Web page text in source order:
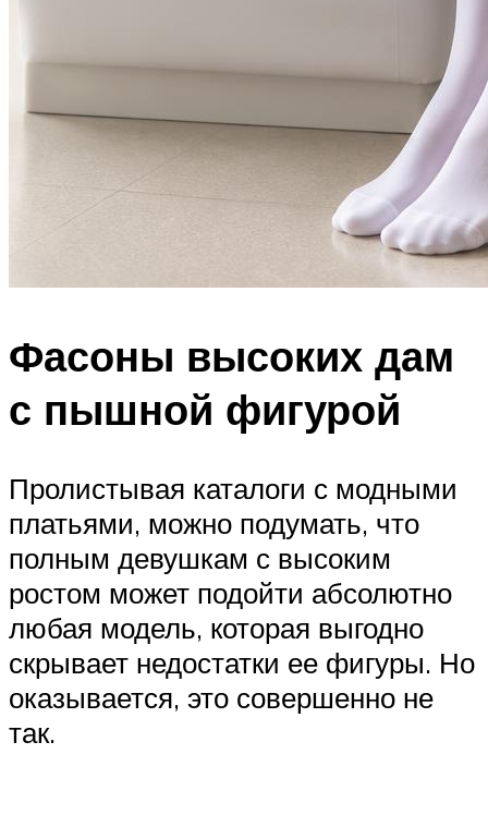
Фасоны высоких дам
с пышной фигурой
Пролистывая каталоги с модными
платьями, можно подумать, что
полным девушкам с высоким
ростом может подойти абсолютно
любая модель, которая выгодно
скрывает недостатки ее фигуры. Но
оказывается, это совершенно не
так.